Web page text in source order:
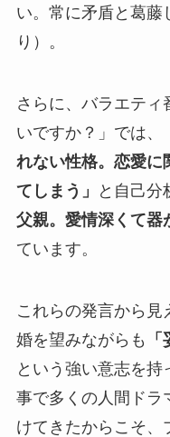
い。常に矛盾と葛藤
り）。
さらに、バラエティ
いですか？」では、
れない性格。恋愛に
てしまう」
と自己分
父親。愛情深くて器
ています。
これらの発言から
婚を望みながらも
という強い意志を
事で多くの人間ドラ
けてきたからこそ、